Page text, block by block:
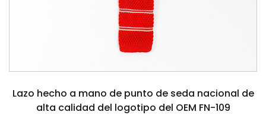
Lazo hecho a mano de punto de seda nacional de
alta calidad del logotipo del OEM FN-109